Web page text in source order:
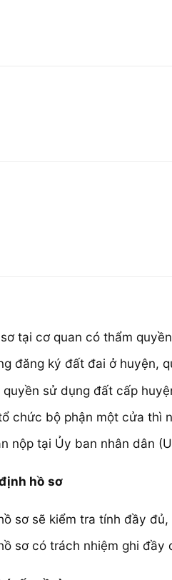
tại cơ quan có thẩm
đăng ký đất đai ở huyện,
quyền sử dụng đất cấp
chức bộ phận một cửa thì
nộp tại Ủy ban nhân dân
hồ sơ
sơ sẽ kiểm tra tính đầy
sơ có trách nhiệm ghi